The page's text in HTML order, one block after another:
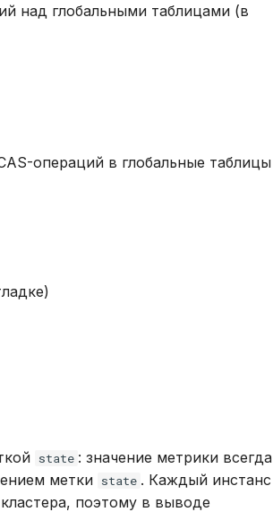
над глобальными таблицами (в
операций в глобальные таблицы
state : значение метрики всегда
метки state . Каждый инстанс
поэтому в выводе